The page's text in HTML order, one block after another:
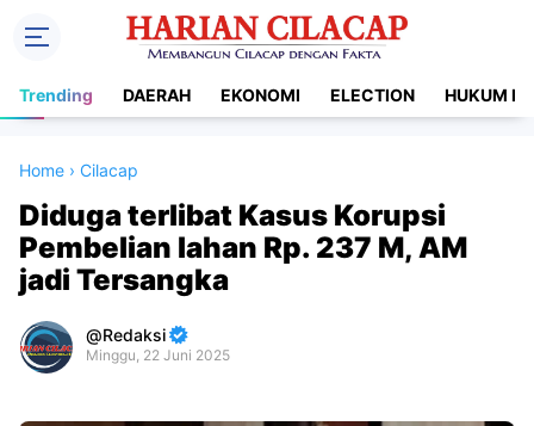
Trending DAERAH EKONOMI ELECTION HUKUM
Home › Cilacap
Diduga terlibat Kasus Korupsi
Pembelian lahan Rp. 237 M, AM
jadi Tersangka
Redaksi
Minggu, 22 Juni 2025